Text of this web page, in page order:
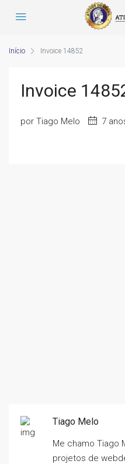
Início Invoice 14852
Invoice
por Tiago Melo 7
Tiago Melo
Me chamo Tiago
projetos de